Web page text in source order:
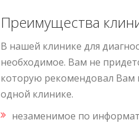
Преимущества
В нашей клинике для
необходимое. Вам не
которую рекомендовал Вам
одной клинике.
незаменимое по